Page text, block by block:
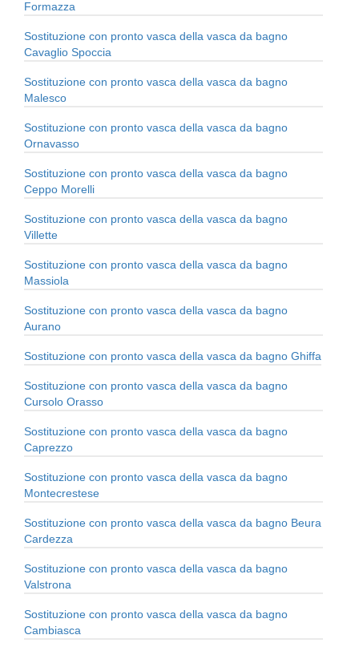
Formazza
Sostituzione con pronto vasca della vasca da bagno
Cavaglio Spoccia
Sostituzione con pronto vasca della vasca da bagno
Malesco
Sostituzione con pronto vasca della vasca da bagno
Ornavasso
Sostituzione con pronto vasca della vasca da bagno
Ceppo Morelli
Sostituzione con pronto vasca della vasca da bagno
Villette
Sostituzione con pronto vasca della vasca da bagno
Massiola
Sostituzione con pronto vasca della vasca da bagno
Aurano
Sostituzione con pronto vasca della vasca da bagno Ghiffa
Sostituzione con pronto vasca della vasca da bagno
Cursolo Orasso
Sostituzione con pronto vasca della vasca da bagno
Caprezzo
Sostituzione con pronto vasca della vasca da bagno
Montecrestese
Sostituzione con pronto vasca della vasca da bagno Beura
Cardezza
Sostituzione con pronto vasca della vasca da bagno
Valstrona
Sostituzione con pronto vasca della vasca da bagno
Cambiasca